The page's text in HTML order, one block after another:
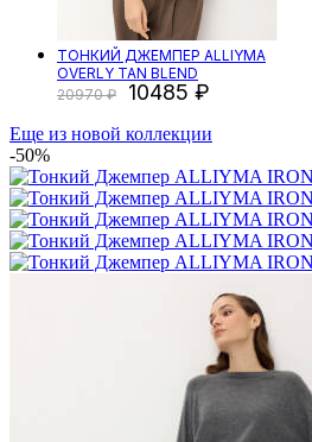
ТОНКИЙ ДЖЕМПЕР ALLIYMA
OVERLY TAN BLEND
20970
10485
Еще из новой коллекции
-50%